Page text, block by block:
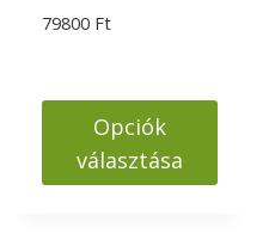
79800 Ft
Opciók
választása